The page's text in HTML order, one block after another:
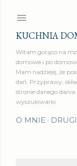
KUCHNIA
Witam gorąco na
domowe i po
Mam nadzieję, że
dań. Przyprawy,
stronie danego
wyszukiwarki.
O MNIE